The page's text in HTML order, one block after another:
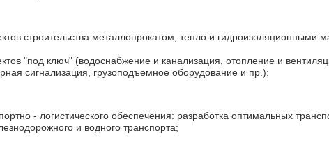
строительства металлопрокатом, тепло и
"под ключ" (водоснабжение и канализация, отопление и
сигнализация, грузоподъемное оборудование и пр.);
- логистического обеспечения: разработка оптимальных
и водного транспорта;